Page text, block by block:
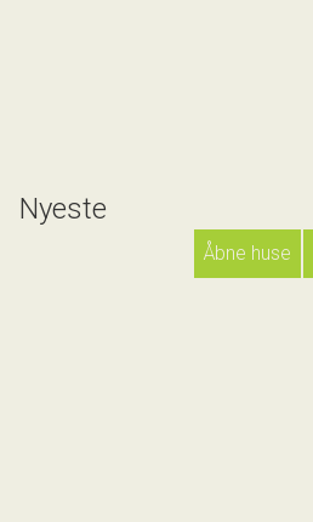
Nyeste
Åbne huse